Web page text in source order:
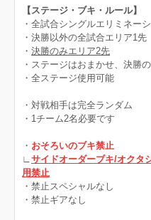
【ステージ・ブキ・ルール】
・全試合シングルエリミネー
・決勝以外の全試合エリア1先
・ 決勝のみエリア2先
・ステージはおまかせ、決勝
・全ステージ使用可能
・対戦相手は完全ランダム
・1チーム2名必要です
・ おそろいのブキ禁止
∟ サイドオーダーブキ/オクタ
用禁止
・禁止スペシャルなし
・禁止ギアなし